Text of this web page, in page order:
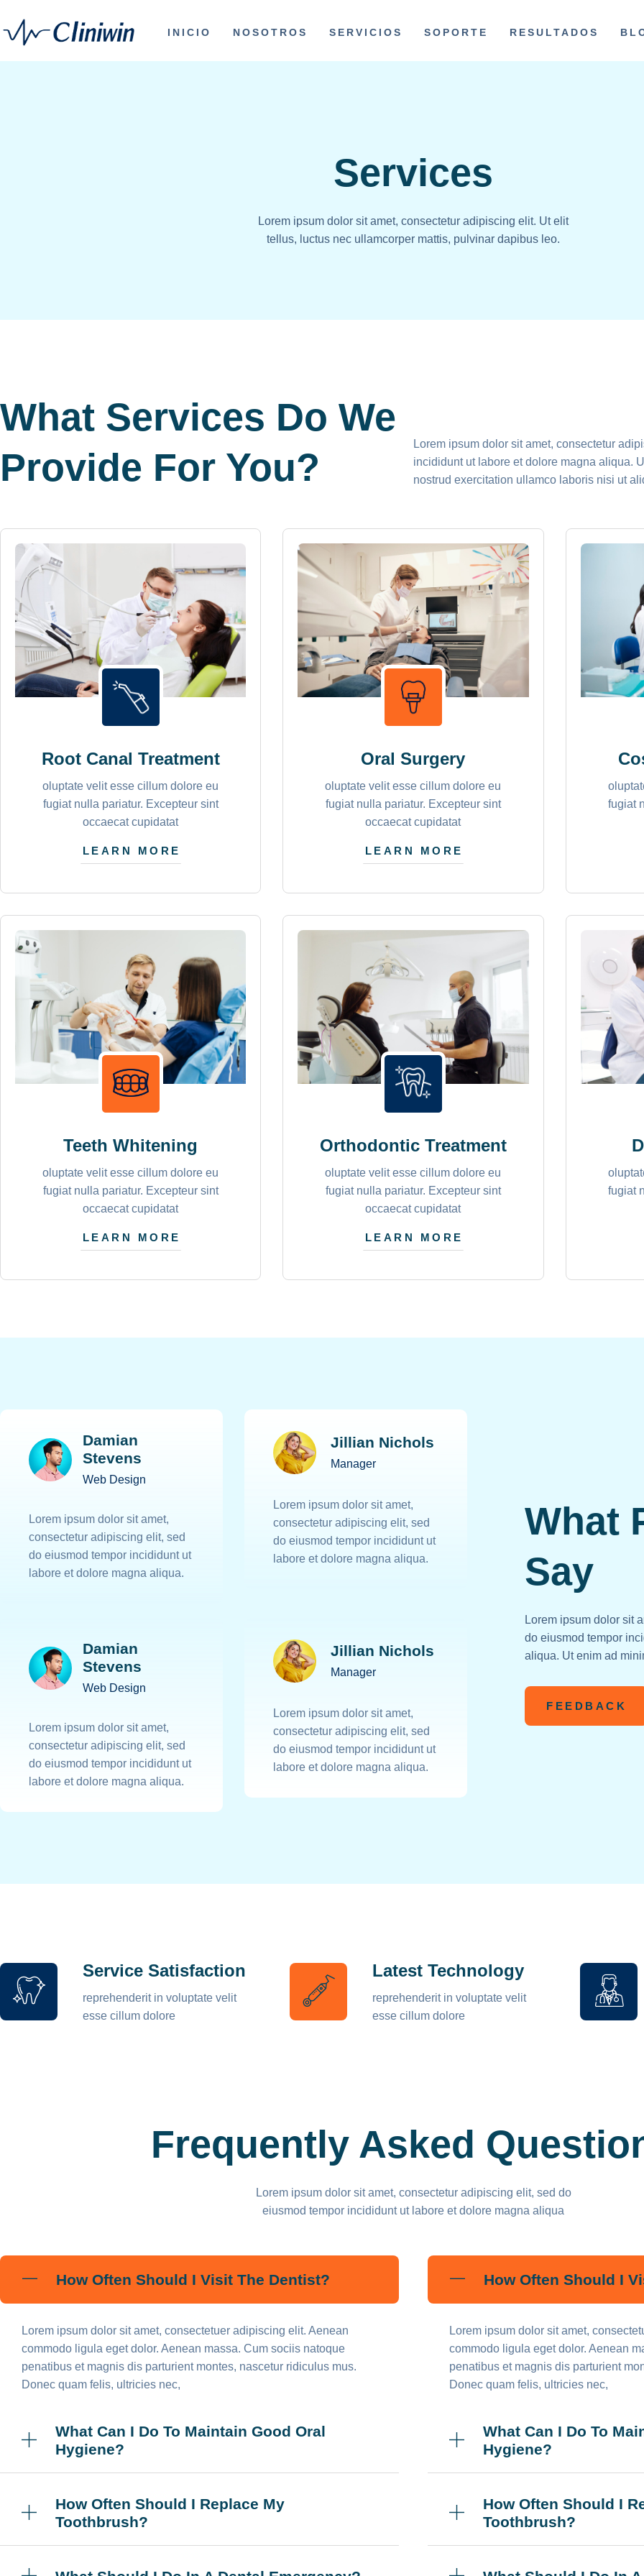
INICIO NOSOTROS SERVICIOS SOPORTE RESULTADOS
Services
Lorem ipsum dolor sit amet, consectetur adipiscing elit. Ut elit
tellus, luctus nec ullamcorper mattis, pulvinar dapibus leo.
What Services Do We
Provide For You?
Lorem ipsum dolor sit amet, consectetur
incididunt ut labore et dolore magna aliqua.
nostrud exercitation ullamco laboris nisi ut
Root Canal Treatment
oluptate velit esse cillum dolore eu
fugiat nulla pariatur. Excepteur sint
occaecat cupidatat
LEARN MORE
Oral Surgery
oluptate velit esse cillum dolore eu
fugiat nulla pariatur. Excepteur sint
occaecat cupidatat
LEARN MORE
fugiat
Teeth Whitening
oluptate velit esse cillum dolore eu
fugiat nulla pariatur. Excepteur sint
occaecat cupidatat
LEARN MORE
Orthodontic Treatment
oluptate velit esse cillum dolore eu
fugiat nulla pariatur. Excepteur sint
occaecat cupidatat
LEARN MORE
fugiat
Damian
Stevens
Web Design
Lorem ipsum dolor sit amet,
consectetur adipiscing elit, sed
do eiusmod tempor incididunt ut
labore et dolore magna aliqua.
Jillian Nichols
Manager
Lorem ipsum dolor sit amet,
consectetur adipiscing elit, sed
do eiusmod tempor incididunt ut
labore et dolore magna aliqua.
Lorem ipsum dolor sit
consectetur adipiscing
do eiusmod tempor
labore et dolore magna
Damian
Stevens
Web Design
Lorem ipsum dolor sit amet,
consectetur adipiscing elit, sed
do eiusmod tempor incididunt ut
labore et dolore magna aliqua.
Jillian Nichols
Manager
Lorem ipsum dolor sit amet,
consectetur adipiscing elit, sed
do eiusmod tempor incididunt ut
labore et dolore magna aliqua.
Beatrice
Accounting
Lorem ipsum dolor sit
What
Say
Lorem ipsum dolor sit
do eiusmod tempor
aliqua. Ut enim ad
FEEDBACK
Service Satisfaction
reprehenderit in voluptate velit
esse cillum dolore
Latest Technology
reprehenderit in voluptate velit
esse cillum dolore
Frequently Asked
Lorem ipsum dolor sit amet, consectetur adipiscing elit, sed do
eiusmod tempor incididunt ut labore et dolore magna aliqua
How Often Should I Visit The Dentist?
Lorem ipsum dolor sit amet, consectetuer adipiscing elit. Aenean
commodo ligula eget dolor. Aenean massa. Cum sociis natoque
penatibus et magnis dis parturient montes, nascetur ridiculus mus.
Donec quam felis, ultricies nec,
What Can I Do To Maintain Good Oral
Hygiene?
How Often Should I Replace My
Toothbrush?
How Often Should I
Lorem ipsum dolor sit amet,
commodo ligula eget dolor. Aenean
penatibus et magnis dis parturient
Donec quam felis, ultricies nec,
What Can I Do To
Hygiene?
How Often Should I
Toothbrush?